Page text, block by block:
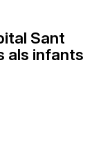
Sant
als infants